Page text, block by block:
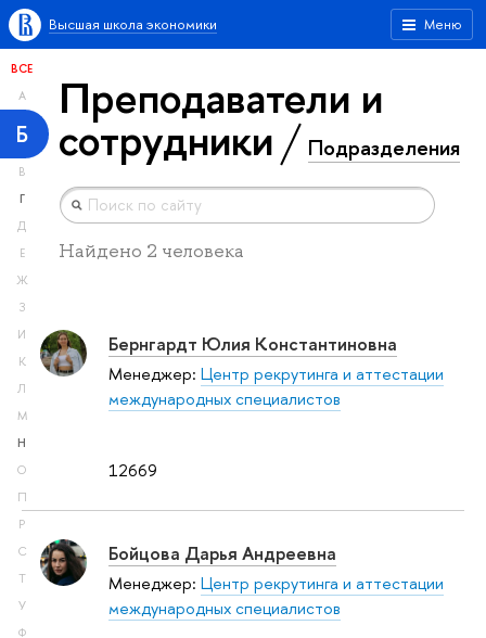
Меню
Высшая школа экономики
ВСЕ
А
Б
В
Г
Д
Е
Ж
З
И
К
Л
М
Н
О
П
Р
С
Т
У
Ф
Преподаватели и
сотрудники Подразделения
Найдено 2 человека
12669
Бернгардт Юлия Константиновна
Менеджер: Центр рекрутинга и аттестации
международных специалистов
Бойцова Дарья Андреевна
Менеджер: Центр рекрутинга и аттестации
международных специалистов